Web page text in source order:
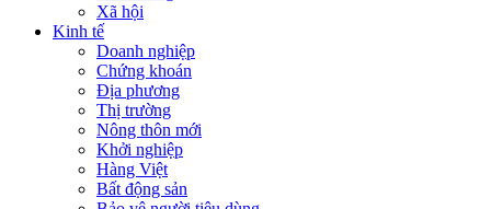
Xã hội
Kinh tế
Doanh nghiệp
Chứng khoán
Địa phương
Thị trường
Nông thôn mới
Khởi nghiệp
Hàng Việt
Bất động sản